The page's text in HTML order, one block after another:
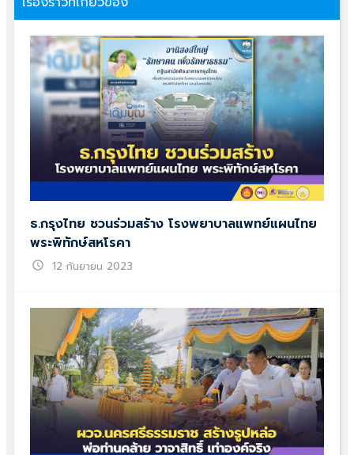
ธ.กรุงไทย ชวนร่วมสร้าง โรงพยาบาลแพทย์แผนไทย
พระพิทักษ์สหโรคา
schedule 12 กันยายน 2023